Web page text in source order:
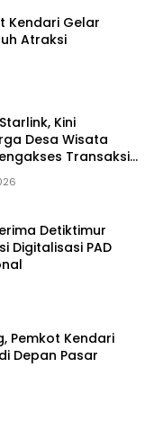
Kendari Gelar
Atraksi
Kini
Desa Wisata
Transaksi
Detiktimur
Digitalisasi PAD
Pemkot Kendari
Depan Pasar